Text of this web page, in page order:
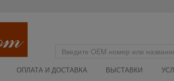
ОПЛАТА И ДОСТАВКА ВЫСТАВКИ